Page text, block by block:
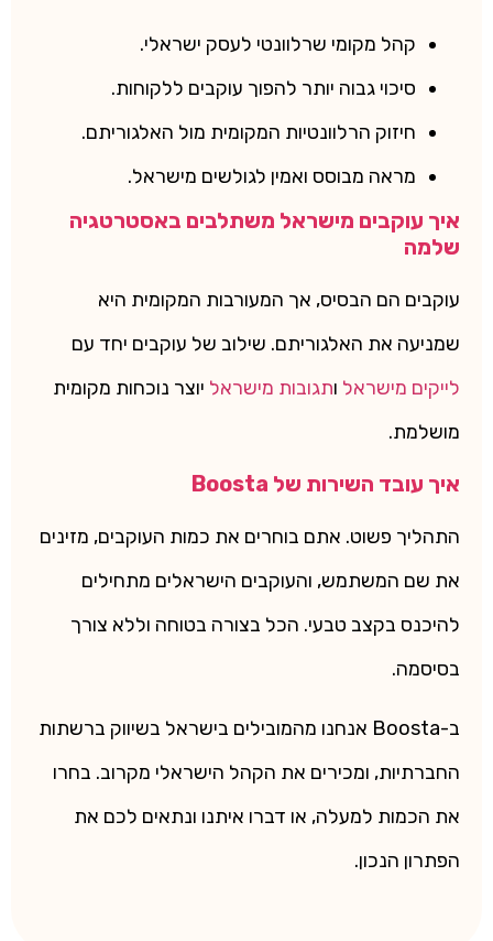
קהל מקומי שרלוונטי לעסק ישראלי.
סיכוי גבוה יותר להפוך עוקבים ללקוחות.
חיזוק הרלוונטיות המקומית מול האלגוריתם.
מראה מבוסס ואמין לגולשים מישראל.
איך עוקבים מישראל משתלבים באסטרטגיה
שלמה
עוקבים הם הבסיס, אך המעורבות המקומית היא
שמניעה את האלגוריתם. שילוב של עוקבים יחד עם
לייקים מישראל ותגובות מישראל יוצר נוכחות מקומית
מושלמת.
איך עובד השירות של Boosta
התהליך פשוט. אתם בוחרים את כמות העוקבים, מזינים
את שם המשתמש, והעוקבים הישראלים מתחילים
להיכנס בקצב טבעי. הכל בצורה בטוחה וללא צורך
בסיסמה.
ב-Boosta אנחנו מהמובילים בישראל בשיווק ברשתות
החברתיות, ומכירים את הקהל הישראלי מקרוב. בחרו
את הכמות למעלה, או דברו איתנו ונתאים לכם את
הפתרון הנכון.